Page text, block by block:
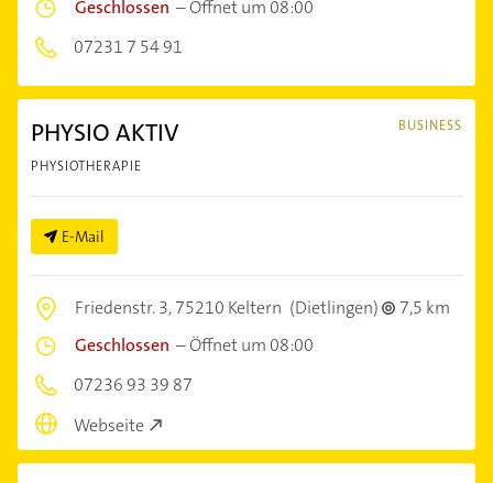
Geschlossen –Öffnet um 08:00
07231 7 54 91
BUSINESS
PHYSIO AKTIV
PHYSIOTHERAPIE
E-Mail
Friedenstr. 3,75210 Keltern (Dietlingen)
7,5 km
Geschlossen –Öffnet um 08:00
07236 93 39 87
Webseite